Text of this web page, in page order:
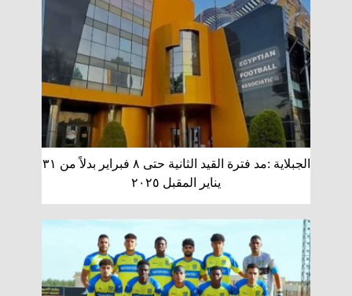
الجبلاية :مد فترة القيد الثانية حتى ٨ فبراير بدلاً من ٣١
يناير المقبل ٢٠٢٥